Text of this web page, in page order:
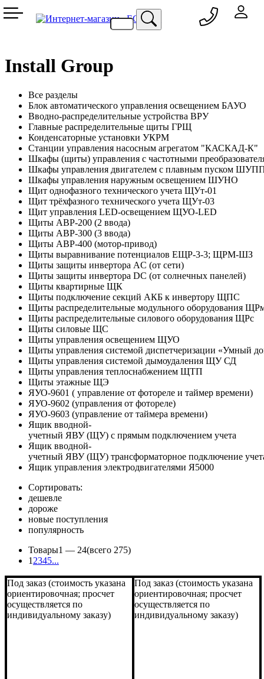
Install Group
Все разделы
Блок автоматического управления освещением БАУО
Вводно-распределительные устройства ВРУ
Главные распределительные щиты ГРЩ
Конденсаторные установки УКРМ
Станции управления насосным агрегатом "КАСКАД-К"
Шкафы (щиты) управления с частотными
Шкафы управления двигателем с плавным пуском
Шкафы управления наружным освещением ШУНО
Щит однофазного технического учета ЩУт-01
Щит трёхфазного технического учета ЩУт-03
Щит управления LED-освещением ЩУО-LED
Щиты АВР-200 (2 ввода)
Щиты АВР-300 (3 ввода)
Щиты АВР-400 (мотор-привод)
Щиты выравнивание потенциалов ЕЩР-3-3; ЩРМ-ШЗ
Щиты защиты инвертора AC (от сети)
Щиты защиты инвертора DC (от солнечных панелей)
Щиты квартирные ЩК
Щиты подключение секций АКБ к инвертору ЩПС
Щиты распределительные модульного оборудования
Щиты распределительные силового оборудования ЩРс
Щиты силовые ЩС
Щиты управления освещением ЩУО
Щиты управления системой диспетчеризации «Умный
Щиты управления системой дымоудаления ЩУ СД
Щиты управления теплоснабжением ЩТП
Щиты этажные ЩЭ
ЯУО-9601 ( управление от фотореле и таймер времени)
ЯУО-9602 (управления от фотореле)
ЯУО-9603 (управление от таймера времени)
Ящик вводной-
учетный ЯВУ (ЩУ) с прямым подключением учета
Ящик вводной-
учетный ЯВУ (ЩУ) трансформаторное подключение
Ящик управления электродвигателями Я5000
Сортировать:
дешевле
дороже
новые поступления
популярность
Товары1 — 24(всего 275)
1 2345...
Под заказ (стоимость указана
ориентировочная; просчет
осуществляется по
индивидуальному заказу)
Под заказ (стоимость указана
ориентировочная; просчет
осуществляется по
индивидуальному заказу)